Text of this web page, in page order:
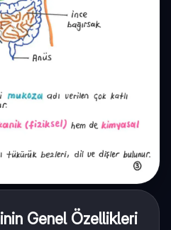
Genel Özellikleri